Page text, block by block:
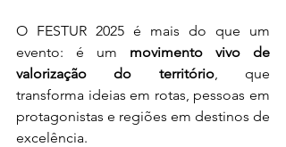
O FESTUR 2025 é mais do que um
evento: é um movimento vivo de
valorização do território, que
transforma ideias em rotas, pessoas em
protagonistas e regiões em destinos de
excelência.